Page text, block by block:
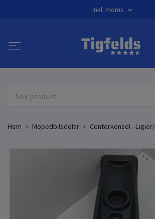
Inkl. moms
Hem Mopedbilsdelar Centerkonsol -